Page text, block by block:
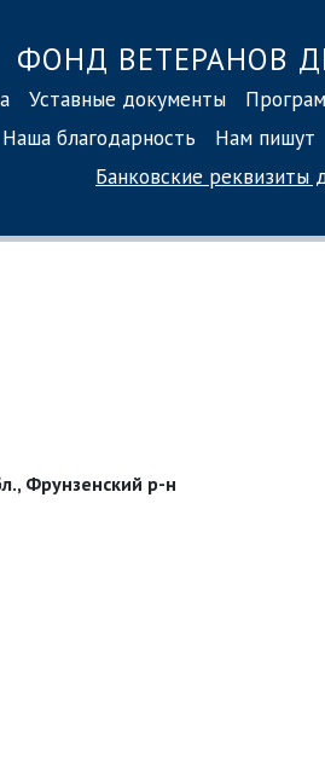
ФОНД ВЕТЕРАНОВ
Уставные документы
Наша благодарность
Нам пишут
Банковские реквизиты
Фрунзенский р-н